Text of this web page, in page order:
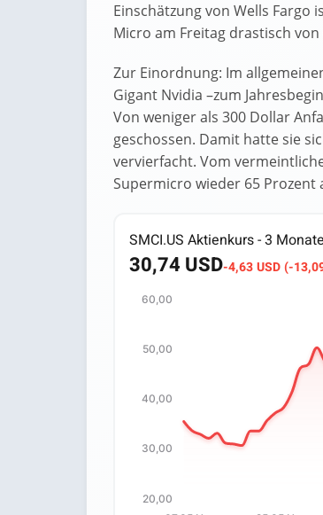
Einschätzung von Wells Fargo
Micro am Freitag drastisch
Zur Einordnung: Im
Gigant Nvidia –zum
Von weniger als 300 Dollar
geschossen. Damit hatte sie
vervierfacht. Vom
Supermicro wieder 65 Prozent
SMCI.US Aktienkurs - 3 Monate
30,74 USD-4,63 USD (-
Chart with 64 data points.
The chart has 1 X axis
The chart has 1 Y axis
20,00
30,00
40,00
50,00
60,00